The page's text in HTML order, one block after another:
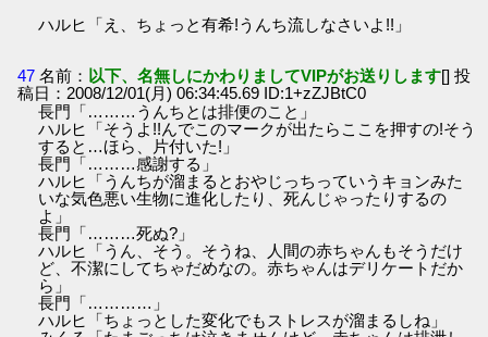
ハルヒ「え、ちょっと有希!うんち流しなさいよ!!」
47 名前： 以下、名無しにかわりましてVIPがお送りします[] 投
稿日：2008/12/01(月) 06:34:45.69 ID:1+zZJBtC0
長門「………うんちとは排便のこと」
ハルヒ「そうよ!!んでこのマークが出たらここを押すの!そう
すると…ほら、片付いた!」
長門「………感謝する」
ハルヒ「うんちが溜まるとおやじっちっていうキョンみた
いな気色悪い生物に進化したり、死んじゃったりするの
よ」
長門「………死ぬ?」
ハルヒ「うん、そう。そうね、人間の赤ちゃんもそうだけ
ど、不潔にしてちゃだめなの。赤ちゃんはデリケートだか
ら」
長門「…………」
ハルヒ「ちょっとした変化でもストレスが溜まるしね」